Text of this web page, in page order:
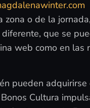
zona o de la
que se
web como en las
pueden adquirirse
Cultura